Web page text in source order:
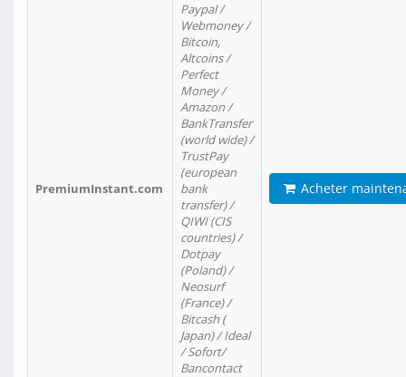
PremiumInstant.com
Paypal /
Webmoney /
Bitcoin,
Altcoins /
Perfect
Money /
Amazon /
BankTransfer
(world wide) /
TrustPay
(european
bank
transfer) /
QIWI (CIS
countries) /
Dotpay
(Poland) /
Neosurf
(France) /
Bitcash (
Japan) / Ideal
/ Sofort/
Bancontact
Acheter